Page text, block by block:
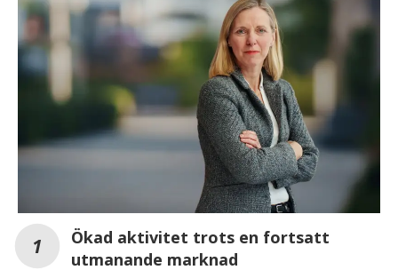
Ökad aktivitet trots en fortsatt
utmanande marknad